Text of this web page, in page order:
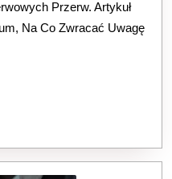
Przerw. Artykuł
Na Co Zwracać Uwagę